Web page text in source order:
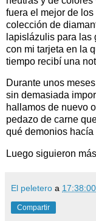
fuera el mejor de
colección de
lapislázulis para las
con mi tarjeta en la
tiempo recibí una
Durante unos
sin demasiada
hallamos de nuevo
pedazo de carne
qué demonios hacía
Luego siguieron
El peletero a 17:38:00
Compartir